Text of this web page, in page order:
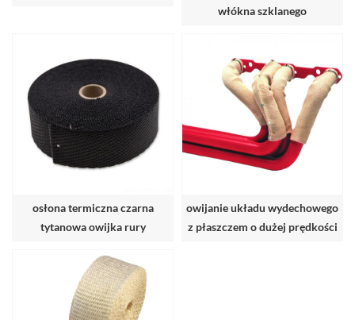
włókna szklanego
osłona termiczna czarna
tytanowa owijka rury
owijanie układu wydechowego
z płaszczem o dużej prędkości